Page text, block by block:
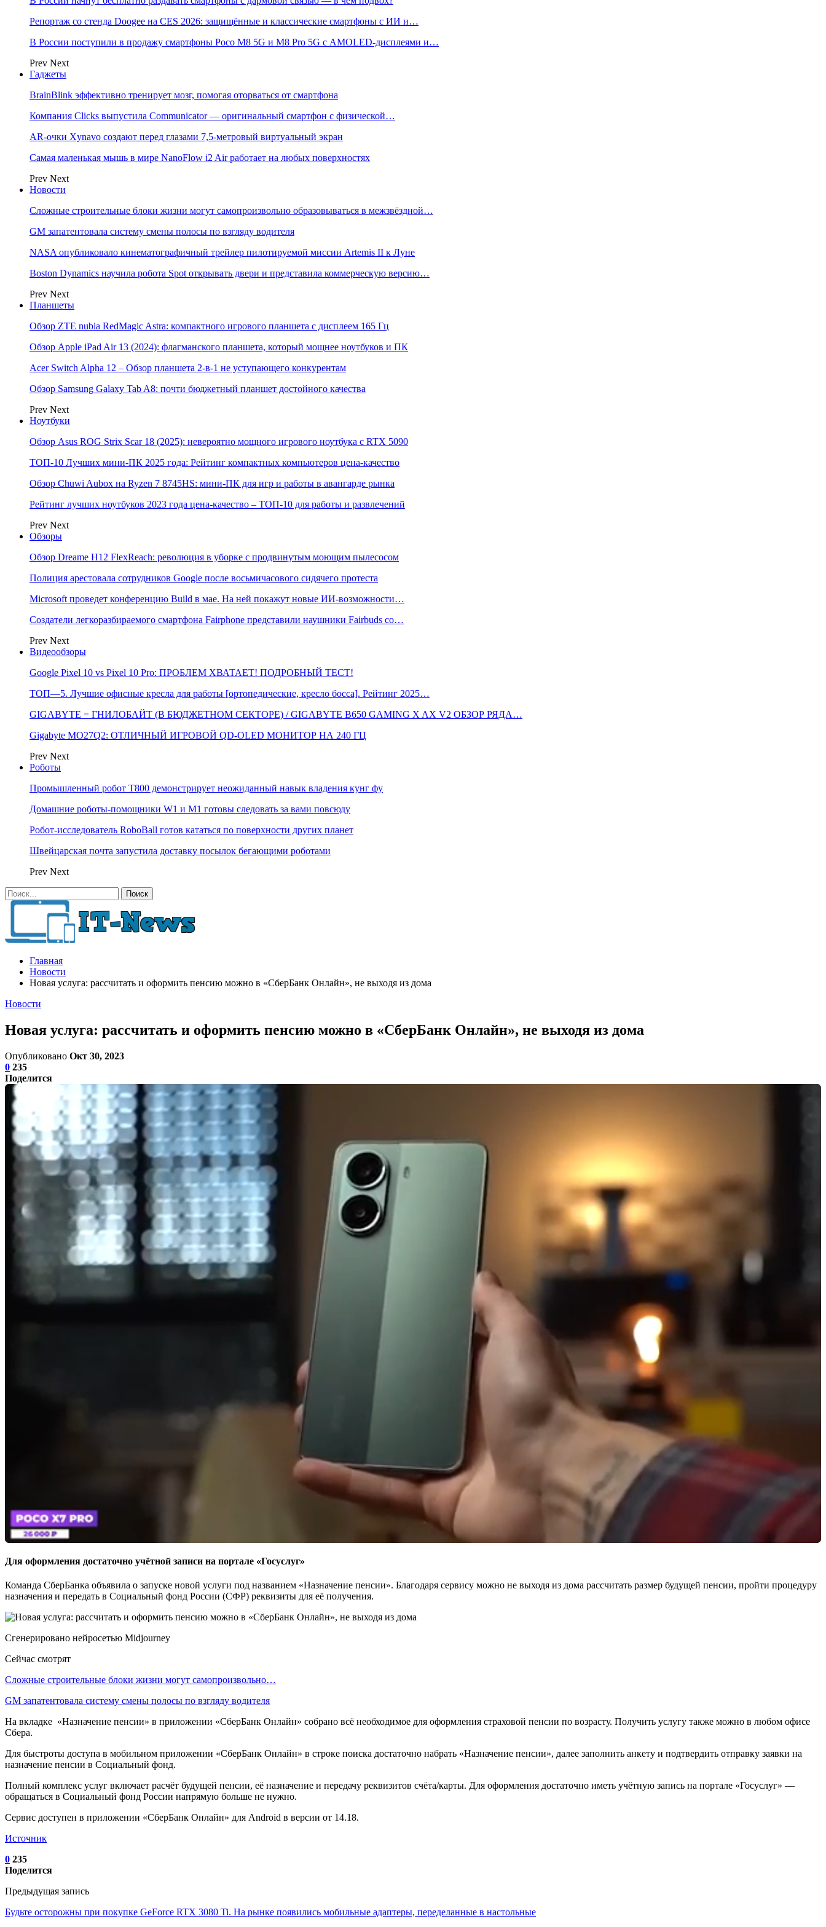
Репортаж со стенда Doogee на CES 2026: защищённые и классические смартфоны с ИИ и…
В России поступили в продажу смартфоны Poco M8 5G и M8 Pro 5G с AMOLED-дисплеями и…
Prev Next
Гаджеты
BrainBlink эффективно тренирует мозг, помогая оторваться от смартфона
Компания Clicks выпустила Communicator — оригинальный смартфон с физической…
AR-очки Xynavo создают перед глазами 7,5-метровый виртуальный экран
Самая маленькая мышь в мире NanoFlow i2 Air работает на любых поверхностях
Prev Next
Новости
Сложные строительные блоки жизни могут самопроизвольно образовываться в межзвёздной…
GM запатентовала систему смены полосы по взгляду водителя
NASA опубликовало кинематографичный трейлер пилотируемой миссии Artemis II к Луне
Boston Dynamics научила робота Spot открывать двери и представила коммерческую версию…
Prev Next
Планшеты
Обзор ZTE nubia RedMagic Astra: компактного игрового планшета с дисплеем 165 Гц
Обзор Apple iPad Air 13 (2024): флагманского планшета, который мощнее ноутбуков и ПК
Acer Switch Alpha 12 – Обзор планшета 2-в-1 не уступающего конкурентам
Обзор Samsung Galaxy Tab A8: почти бюджетный планшет достойного качества
Prev Next
Ноутбуки
Обзор Asus ROG Strix Scar 18 (2025): невероятно мощного игрового ноутбука с RTX 5090
ТОП-10 Лучших мини-ПК 2025 года: Рейтинг компактных компьютеров цена-качество
Обзор Chuwi Aubox на Ryzen 7 8745HS: мини-ПК для игр и работы в авангарде рынка
Рейтинг лучших ноутбуков 2023 года цена-качество – ТОП-10 для работы и развлечений
Prev Next
Обзоры
Обзор Dreame H12 FlexReach: революция в уборке с продвинутым моющим пылесосом
Полиция арестовала сотрудников Google после восьмичасового сидячего протеста
Microsoft проведет конференцию Build в мае. На ней покажут новые ИИ-возможности…
Создатели легкоразбираемого смартфона Fairphone представили наушники Fairbuds со…
Prev Next
Видеообзоры
Google Pixel 10 vs Pixel 10 Pro: ПРОБЛЕМ ХВАТАЕТ! ПОДРОБНЫЙ ТЕСТ!
ТОП—5. Лучшие офисные кресла для работы [ортопедические, кресло босса]. Рейтинг 2025…
GIGABYTE = ГНИЛОБАЙТ (В БЮДЖЕТНОМ СЕКТОРЕ) / GIGABYTE B650 GAMING X AX V2 ОБЗОР РЯДА…
Gigabyte MO27Q2: ОТЛИЧНЫЙ ИГРОВОЙ QD-OLED МОНИТОР НА 240 ГЦ
Prev Next
Роботы
Промышленный робот Т800 демонстрирует неожиданный навык владения кунг фу
Домашние роботы-помощники W1 и M1 готовы следовать за вами повсюду
Робот-исследователь RoboBall готов кататься по поверхности других планет
Швейцарская почта запустила доставку посылок бегающими роботами
Prev Next
Главная
Новости
Новая услуга: рассчитать и оформить пенсию можно в «СберБанк Онлайн», не выходя из дома
Новости
Новая услуга: рассчитать и оформить пенсию можно в «СберБанк Онлайн», не выходя из дома
Опубликовано Окт 30, 2023
0 235
Поделится
Для оформления достаточно учётной записи на портале «Госуслуг»
Команда СберБанка объявила о запуске новой услуги под названием «Назначение пенсии». Благодаря сервису можно не выходя из дома рассчитать размер будущей пенсии, пройти процедуру
назначения и передать в Социальный фонд России (СФР) реквизиты для её получения.
Сгенерировано нейросетью Midjourney
Сейчас смотрят
Сложные строительные блоки жизни могут самопроизвольно…
GM запатентовала систему смены полосы по взгляду водителя
На вкладке «Назначение пенсии» в приложении «СберБанк Онлайн» собрано всё необходимое для оформления страховой пенсии по возрасту. Получить услугу также можно в любом офисе
Сбера.
Для быстроты доступа в мобильном приложении «СберБанк Онлайн» в строке поиска достаточно набрать «Назначение пенсии», далее заполнить анкету и подтвердить отправку заявки на
назначение пенсии в Социальный фонд.
Полный комплекс услуг включает расчёт будущей пенсии, её назначение и передачу реквизитов счёта/карты. Для оформления достаточно иметь учётную запись на портале «Госуслуг» —
обращаться в Социальный фонд России напрямую больше не нужно.
Сервис доступен в приложении «СберБанк Онлайн» для Android в версии от 14.18.
Источник
0 235
Поделится
Предыдущая запись
Будьте осторожны при покупке GeForce RTX 3080 Ti. На рынке появились мобильные адаптеры, переделанные в настольные